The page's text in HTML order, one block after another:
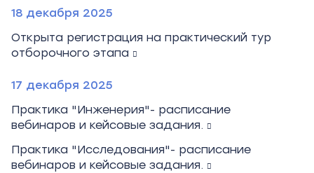
18 декабря 2025
Открыта регистрация на практический тур
отборочного этапа
17 декабря 2025
Практика "Инженерия"- расписание
вебинаров и кейсовые задания.
Практика "Исследования"- расписание
вебинаров и кейсовые задания.